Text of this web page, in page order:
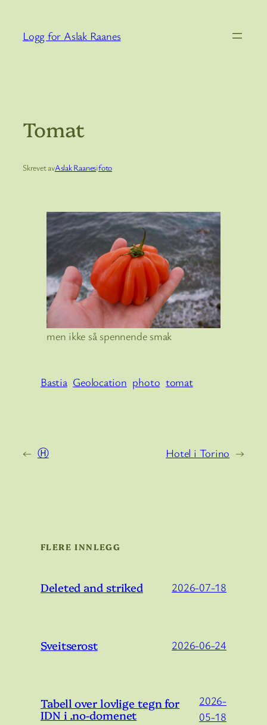
innhold
Logg for Aslak Raanes
Tomat
Skrevet avAslak Raanesifoto
men ikke så spennende smak
Bastia Geolocation photo tomat
← Ⓗ Hotel i Torino →
FLERE INNLEGG
Deleted and striked 2026-07-18
Sveitserost 2026-06-24
Tabell over lovlige tegn for
IDN i .no-domenet
2026-
05-18